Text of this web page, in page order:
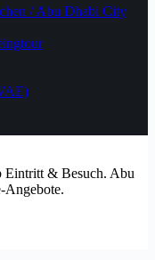
/ Abu Dhabi City
Eintritt & Besuch. Abu